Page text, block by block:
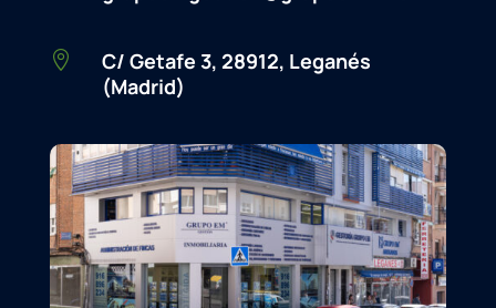

C/ Getafe 3, 28912, Leganés
(Madrid)